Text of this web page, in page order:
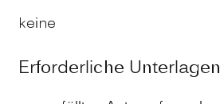
keine
Erforderliche Unterlagen